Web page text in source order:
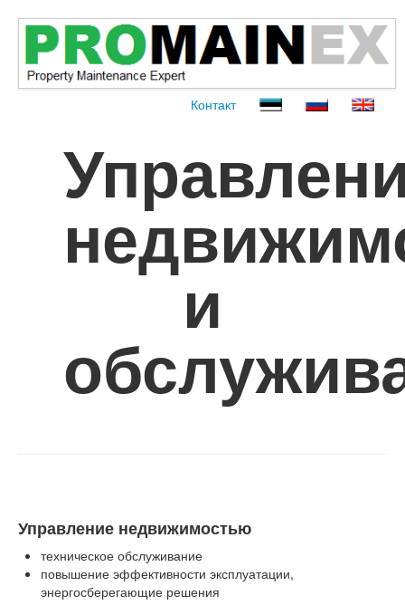
Контакт
и
Управление недвижимостью
техническое обслуживание
повышение эффективности эксплуатации,
энергосберегающие решения